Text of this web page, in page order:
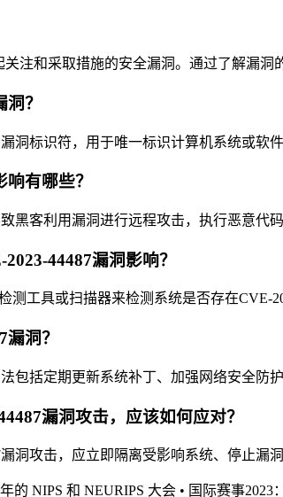
关注和采取措施的安全漏洞。通过了解漏
？
洞标识符，用于唯一标识计算机系统或软
有哪些？
黑客利用漏洞进行远程攻击，执行恶意代
44487漏洞影响？
测工具或扫描器来检测系统是否存在CVE-
洞？
法包括定期更新系统补丁、加强网络安全防
漏洞攻击，应该如何应对？
洞攻击，应立即隔离受影响系统、停止
的 NIPS 和 NEURIPS 大会 • 国际赛事2023